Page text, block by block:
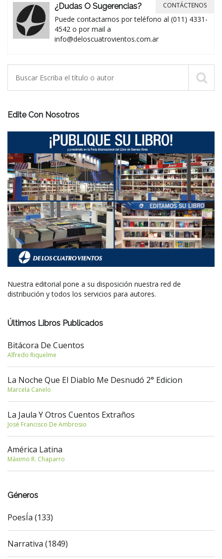
¿Dudas O Sugerencias?
Puede contactarnos por teléfono al (011) 4331-
4542 o por mail a
info@deloscuatrovientos.com.ar
CONTÁCTENOS
Edite Con Nosotros
Nuestra editorial pone a su disposición nuestra red de
distribución y todos los servicios para autores.
Últimos Libros Publicados
Bitácora De Cuentos
Alfredo Riquelme
La Noche Que El Diablo Me Desnudó 2° Edicion
Marcela Canelo
La Jaula Y Otros Cuentos Extraños
José Francisco De Ambrosio
América Latina
Máximo R. Chaparro
Géneros
PoesÍa (133)
Narrativa (1849)